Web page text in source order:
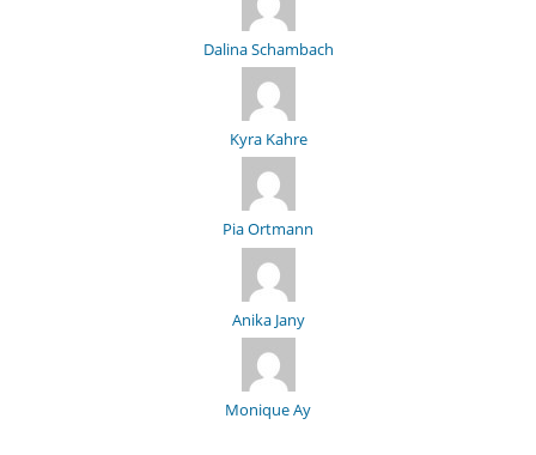
Dalina Schambach
Kyra Kahre
Pia Ortmann
Anika Jany
Monique Ay